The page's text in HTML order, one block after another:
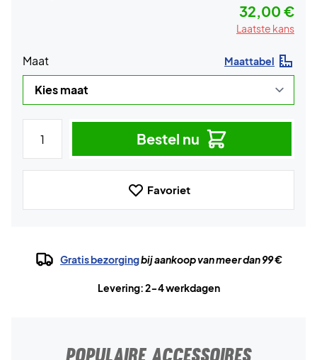
32,00 €
Laatste kans
Maat Maattabel
Bestel nu
Favoriet
Gratis bezorgingbij aankoop van meer dan 99 €
Levering: 2-4 werkdagen
POPULAIRE ACCESSOIRES